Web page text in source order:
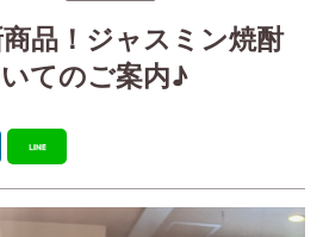
商品！ジャスミン焼酎
いてのご案内♪